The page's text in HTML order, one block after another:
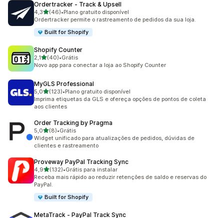
Ordertracker ‑ Track & Upsell
4,3de 5 estrelas
(46)
46 avaliações ao todo
•Plano gratuito disponível
Ordertracker permite o rastreamento de pedidos da sua loja.
Built for Shopify
Shopify Counter
2,1de 5 estrelas
(40)
40 avaliações ao todo
•Grátis
Novo app para conectar a loja ao Shopify Counter
MyGLS Professional
5,0de 5 estrelas
(123)
123 avaliações ao todo
•Plano gratuito disponível
Imprima etiquetas da GLS e ofereça opções de pontos de coleta
aos clientes
Order Tracking by Pragma
5,0de 5 estrelas
(8)
8 avaliações ao todo
•Grátis
Widget unificado para atualizações de pedidos, dúvidas de
clientes e rastreamento
Proveway PayPal Tracking Sync
4,9de 5 estrelas
(132)
132 avaliações ao todo
•Grátis para instalar
Receba mais rápido ao reduzir retenções de saldo e reservas do
PayPal.
Built for Shopify
MetaTrack ‑ PayPal Track Sync